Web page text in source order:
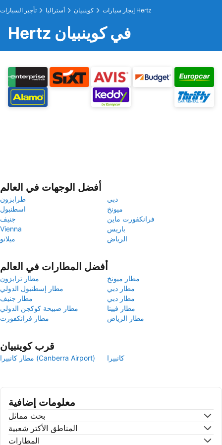
تأجير السيارات أستراليا كوينبيان إيجار سيارات Hertz
Hertz في كوينبيان
أفضل الوجهات في العالم
طرابزون
دبي
اسطنبول
ميونخ
جنيف
فرانكفورت ماين
Vienna
باريس
ميلانو
الرياض
أفضل المطارات في العالم
مطار ترابزون
مطار ميونخ
مطار إسطنبول الدولي
مطار دبي
مطار جنيف
مطار دبي
مطار صبيحة كوكجن الدولي
مطار فيينا
مطار فرانكفورت
مطار الرياض
قرب كوينبيان
مطار كانبيرا (Canberra Airport) كانبيرا
معلومات إضافية
بحث مماثل
المناطق الأكتر شعبية
المطارات